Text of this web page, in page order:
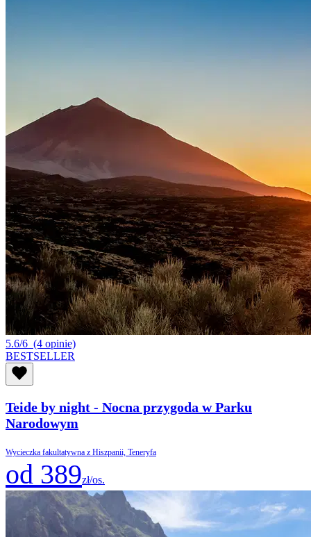
5.6/6 (4 opinie)
BESTSELLER
Teide by night - Nocna przygoda w Parku
Narodowym
Wycieczka fakultatywna z Hiszpanii, Teneryfa
od 389zł/os.